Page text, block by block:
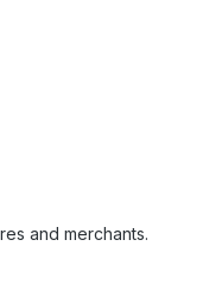
and merchants.